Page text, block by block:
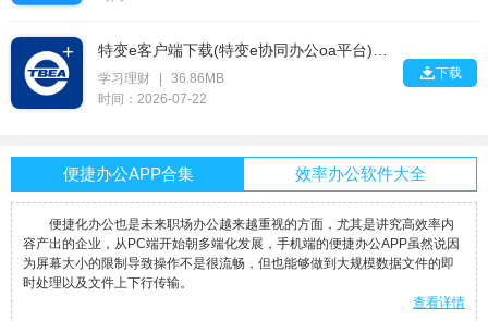
特变e客户端下载(特变e协同办公oa平台)安卓汉化版
学习理财
36.86MB
时间：2026-07-22
下载
便捷办公APP合集 效率办公软件大全
便捷化办公也是未来职场办公越来越重视的方面，尤其是讲究高效率内
容产出的企业，从PC端开始朝多端化发展，手机端的便捷办公APP虽然说因
为屏幕大小的限制导致操作不是很流畅，但也能够做到大规模数据文件的即
时处理以及文件上下行传输。
查看详情